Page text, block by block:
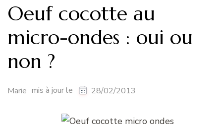
Oeuf cocotte au
micro-ondes : oui ou
non ?
Marie mis à jour le 28/02/2013